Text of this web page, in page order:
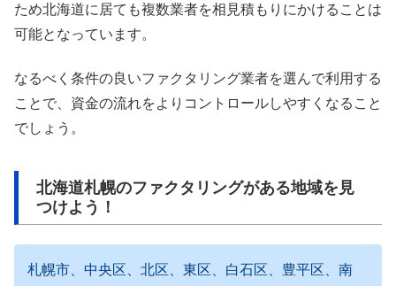
ため北海道に居ても複数業者を相見積もりにかけることは
可能となっています。
なるべく条件の良いファクタリング業者を選んで利用する
ことで、資金の流れをよりコントロールしやすくなること
でしょう。
北海道札幌のファクタリングがある地域を見
つけよう！
札幌市、中央区、北区、東区、白石区、豊平区、南